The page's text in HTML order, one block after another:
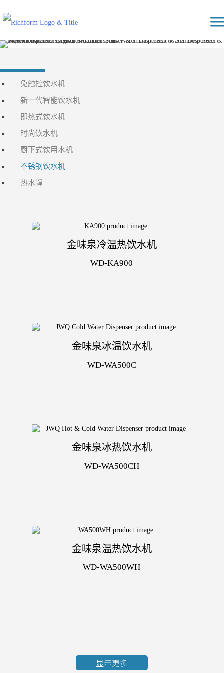
to
content
免触控饮水机
新一代智能饮水机
即热式饮水机
时尚饮水机
厨下式饮用水机
不锈钢饮水机
热水罉
金味泉冷温热饮水机
WD-KA900
金味泉冰温饮水机
WD-WA500C
金味泉冰热饮水机
WD-WA500CH
金味泉温热饮水机
WD-WA500WH
显示更多